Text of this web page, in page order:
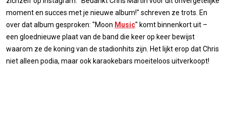
moment en succes met je nieuwe album!" schreven ze trots. En
over dat album gesproken: "Moon Music" komt binnenkort uit –
een gloednieuwe plaat van de band die keer op keer bewijst
waarom ze de koning van de stadionhits zijn. Het lijkt erop dat Chris
niet alleen podia, maar ook karaokebars moeiteloos uitverkoopt!